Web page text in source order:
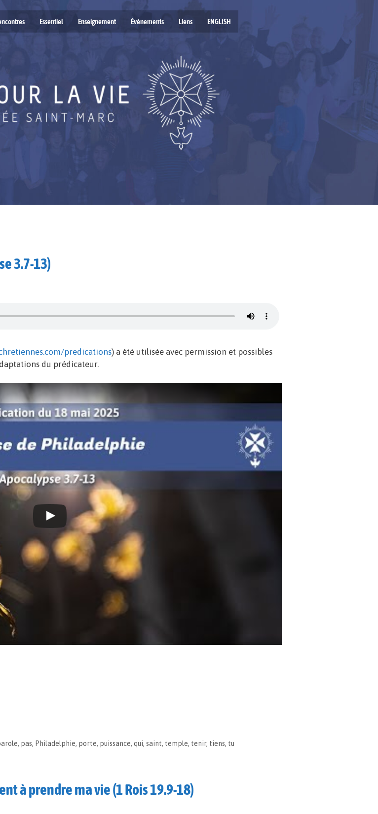
Essentiel Enseignement Évènements Liens ENGLISH
3.7-13)
predications) a été utilisée avec permission et possibles
du prédicateur.
, pas, Philadelphie, porte, puissance, qui, saint, temple, tenir, tiens, tu
à prendre ma vie (1 Rois 19.9-18)